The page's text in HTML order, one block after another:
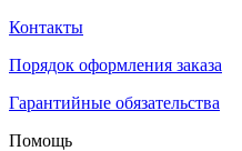
Контакты
Порядок оформления заказа
Гарантийные обязательства
Помощь